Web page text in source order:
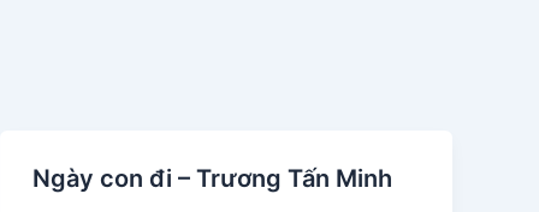
Ngày con đi – Trương Tấn Minh